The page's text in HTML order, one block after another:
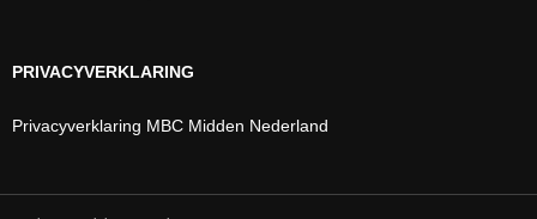
PRIVACYVERKLARING
Privacyverklaring MBC Midden Nederland